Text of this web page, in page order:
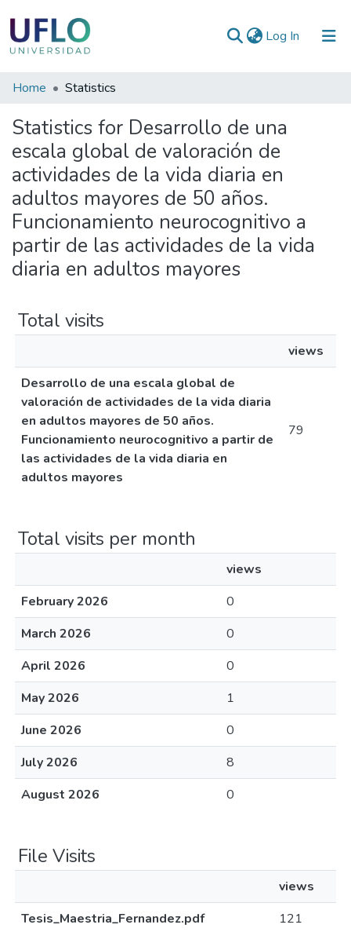
Log In (current)
Communities
Collections
All of RIUFLO
Home Statistics
Statistics for Desarrollo de una
escala global de valoración de
actividades de la vida diaria en
adultos mayores de 50 años.
Funcionamiento neurocognitivo a
partir de las actividades de la vida
diaria en adultos mayores
Total visits
views
Desarrollo de una escala global de
valoración de actividades de la vida diaria
en adultos mayores de 50 años.
Funcionamiento neurocognitivo a partir de
las actividades de la vida diaria en
adultos mayores
79
Total visits per month
views
February 2026
0
March 2026
0
April 2026
0
May 2026
1
June 2026
0
July 2026
8
August 2026
0
File Visits
views
Tesis_Maestria_Fernandez.pdf
121